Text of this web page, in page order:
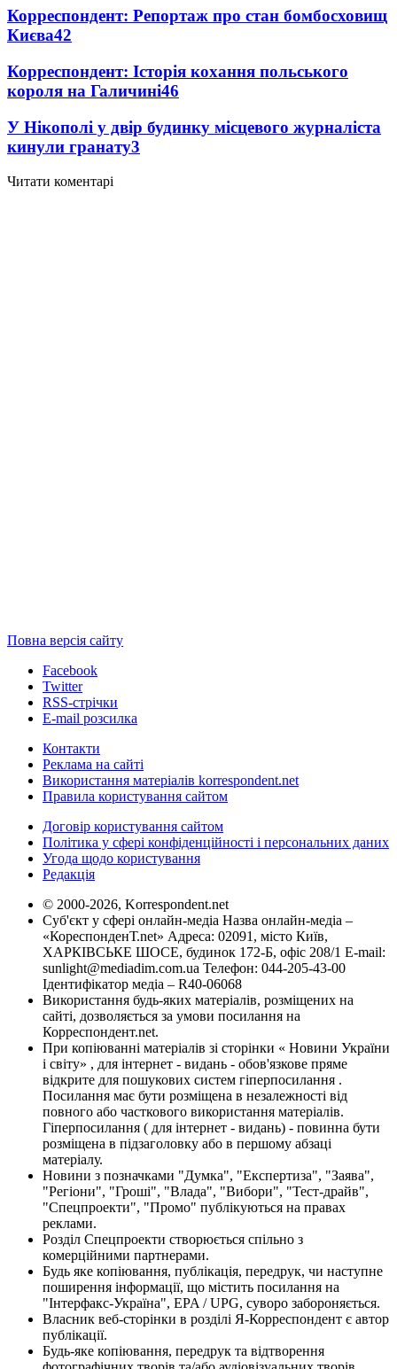
Корреспондент: Репортаж про стан бомбосховищ
Києва42
Корреспондент: Історія кохання польського
короля на Галичині46
У Нікополі у двір будинку місцевого журналіста
кинули гранату3
Читати коментарі
Повна версія сайту
Facebook
Twitter
RSS-стрічки
E-mail розсилка
Контакти
Реклама на сайті
Використання матеріалів korrespondent.net
Правила користування сайтом
Договір користування сайтом
Політика у сфері конфіденційності і персональних даних
Угода щодо користування
Редакція
© 2000-2026, Korrespondent.net
Суб'єкт у сфері онлайн-медіа Назва онлайн-медіа –
«КореспонденТ.net» Адреса: 02091, місто Київ,
ХАРКІВСЬКЕ ШОСЕ, будинок 172-Б, офіс 208/1 E-mail:
sunlight@mediadim.com.ua Телефон: 044-205-43-00
Ідентифікатор медіа – R40-06068
Використання будь-яких матеріалів, розміщених на
сайті, дозволяється за умови посилання на
Корреспондент.net.
При копіюванні матеріалів зі сторінки « Новини України
і світу» , для інтернет - видань - обов'язкове пряме
відкрите для пошукових систем гіперпосилання .
Посилання має бути розміщена в незалежності від
повного або часткового використання матеріалів.
Гіперпосилання ( для інтернет - видань) - повинна бути
розміщена в підзаголовку або в першому абзаці
матеріалу.
Новини з позначками "Думка", "Експертиза", "Заява",
"Регіони", "Гроші", "Влада", "Вибори", "Тест-драйв",
"Спецпроекти", "Промо" публікуються на правах
реклами.
Розділ Спецпроекти створюється спільно з
комерційними партнерами.
Будь яке копіювання, публікація, передрук, чи наступне
поширення інформації, що містить посилання на
"Інтерфакс-Україна", EPA / UPG, суворо забороняється.
Власник веб-сторінки в розділі Я-Корреспондент є автор
публікації.
Будь-яке копіювання, передрук та відтворення